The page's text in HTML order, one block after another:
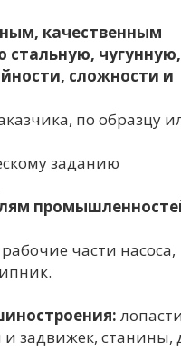
качественным
стальную, чугунную,
сложности и
по образцу
заданию
части насоса,
и задвижек, станины,